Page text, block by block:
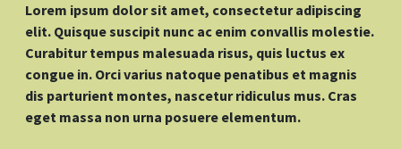
Lorem ipsum dolor sit amet, consectetur adipiscing
elit. Quisque suscipit nunc ac enim convallis molestie.
Curabitur tempus malesuada risus, quis luctus ex
congue in. Orci varius natoque penatibus et magnis
dis parturient montes, nascetur ridiculus mus. Cras
eget massa non urna posuere elementum.